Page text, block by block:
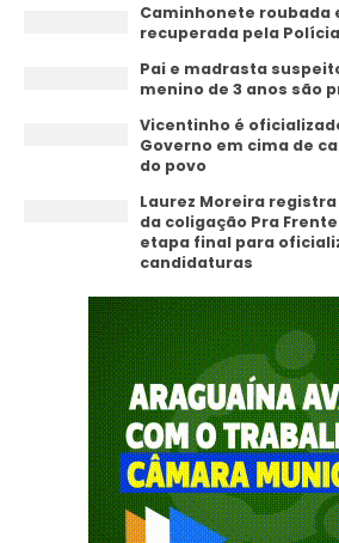
Caminhonete roubada
recuperada pela
Pai e madrasta
menino de 3 anos são
Vicentinho é
Governo em cima de
do povo
Laurez Moreira
da coligação Pra
etapa final para
candidaturas